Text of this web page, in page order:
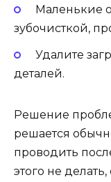
Маленькие
зубочисткой,
Удалите
деталей.
Решение
решается
проводить
этого не